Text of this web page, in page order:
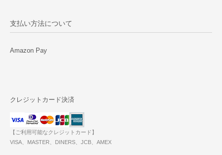
支払い方法について
Amazon Pay
クレジットカード決済
【ご利用可能なクレジットカード】
VISA、MASTER、DINERS、JCB、AMEX